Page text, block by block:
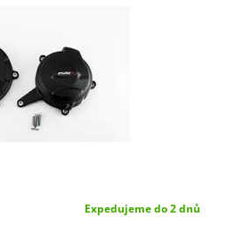
Expedujeme do 2 dnů